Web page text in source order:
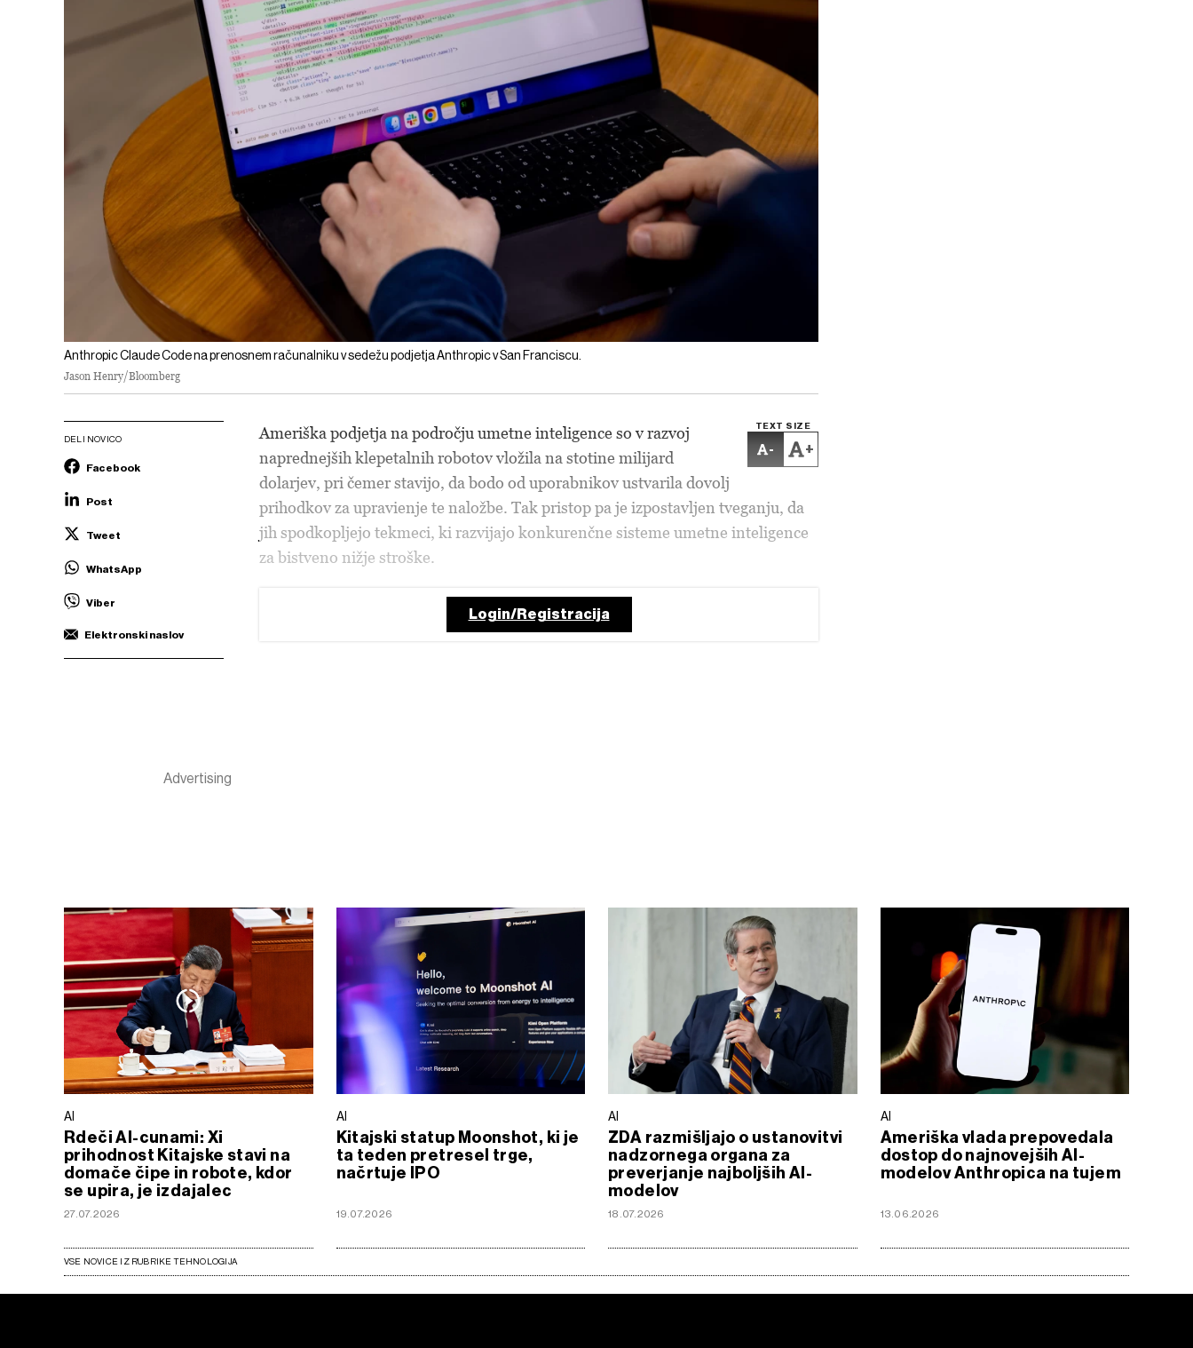
Anthropic Claude Code na prenosnem računalniku v sedežu podjetja Anthropic v San Franciscu.
Jason Henry/Bloomberg
DELI NOVICO
Facebook
Post
Tweet
WhatsApp
Viber
Elektronski naslov
TEXT SIZE
- +
Ameriška podjetja na področju umetne inteligence so v razvoj
naprednejših klepetalnih robotov vložila na stotine milijard
dolarjev, pri čemer stavijo, da bodo od uporabnikov ustvarila dovolj
prihodkov za upravienje te naložbe. Tak pristop pa je izpostavljen tveganju, da
jih spodkopljejo tekmeci, ki razvijajo konkurenčne sisteme umetne inteligence
za bistveno nižje stroške.
Login/Registracija
AI
Rdeči AI-cunami: Xi
prihodnost Kitajske stavi na
domače čipe in robote, kdor
se upira, je izdajalec
27.07.2026
AI
Kitajski statup Moonshot, ki je
ta teden pretresel trge,
načrtuje IPO
19.07.2026
AI
ZDA razmišljajo o ustanovitvi
nadzornega organa za
preverjanje najboljših AI-
modelov
18.07.2026
AI
Ameriška vlada prepovedala
dostop do najnovejših AI-
modelov Anthropica na tujem
13.06.2026
VSE NOVICE IZ RUBRIKE TEHNOLOGIJA